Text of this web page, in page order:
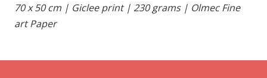
70 x 50 cm | Giclee print | 230 grams | Olmec Fine
art Paper